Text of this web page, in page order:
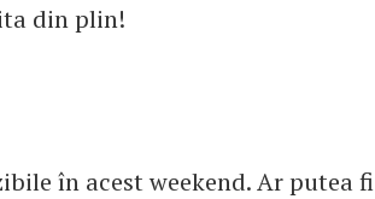
din plin!
în acest weekend. Ar putea fi